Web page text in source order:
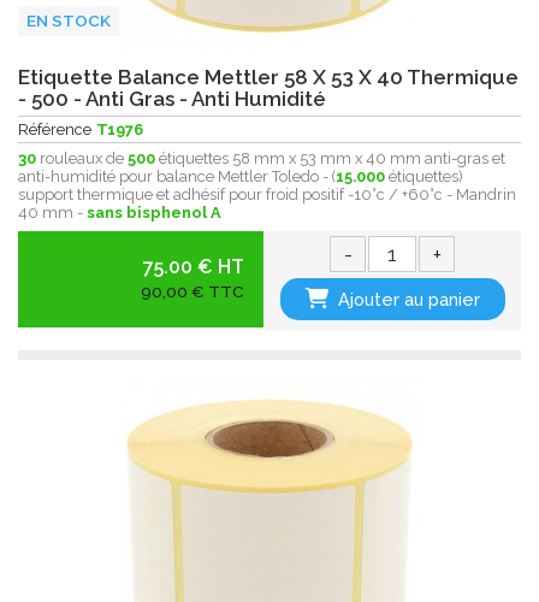
EN STOCK
Etiquette Balance Mettler 58 X 53 X 40 Thermique
- 500 - Anti Gras - Anti Humidité
Référence T1976
30 rouleaux de 500 étiquettes 58 mm x 53 mm x 40 mm anti-gras et
anti-humidité pour balance Mettler Toledo - (15.000 étiquettes)
support thermique et adhésif pour froid positif -10°c / +60°c - Mandrin
40 mm - sans bisphenol A
75.00 € HT
90,00 € TTC
- +
Ajouter au panier